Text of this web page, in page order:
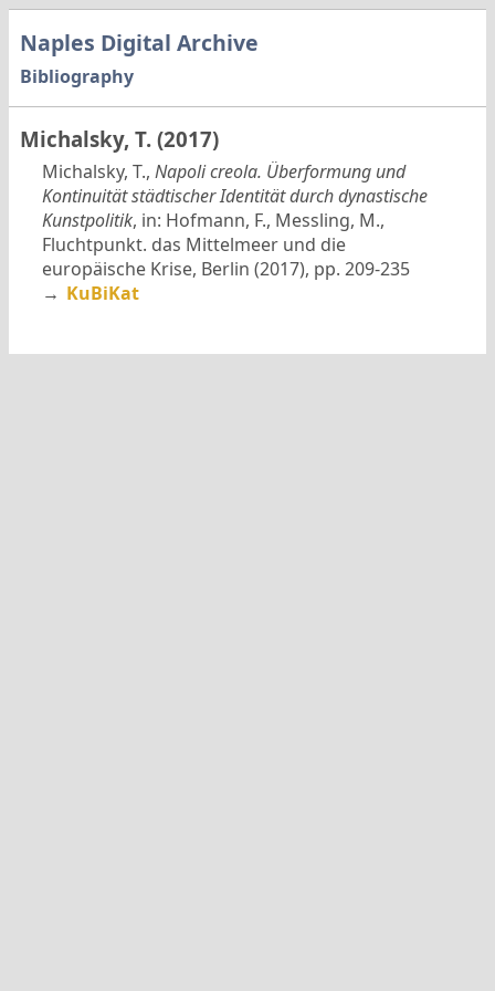
Naples Digital Archive
Bibliography
Michalsky, T. (2017)
Michalsky, T., Napoli creola. Überformung und
Kontinuität städtischer Identität durch dynastische
Kunstpolitik, in: Hofmann, F., Messling, M.,
Fluchtpunkt. das Mittelmeer und die
europäische Krise, Berlin (2017), pp. 209-235
→ KuBiKat